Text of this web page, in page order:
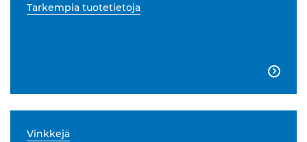
Tarkempia tuotetietoja

Vinkkejä